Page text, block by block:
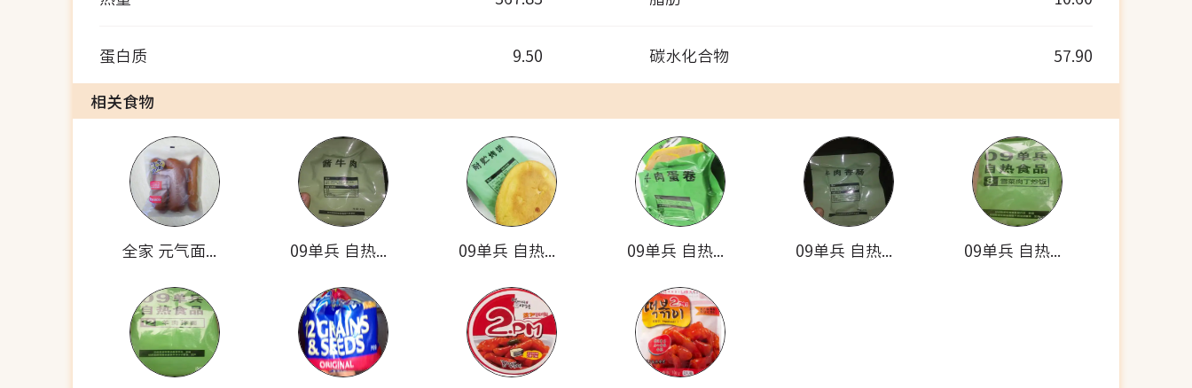
蛋白质 9.50 碳水化合物
57.90
相关食物
全家 元气面包巧克力MUCH棒面包 09单兵 自热米饭套餐(酱牛肉) 09单兵 自热米饭套餐(耐贮烤饼) 09单兵 自热米饭套餐(牛肉蛋卷) 09单兵 自热米饭套餐(牛肉香肠) 09单兵 自热食品(雪菜肉丁炒饭)